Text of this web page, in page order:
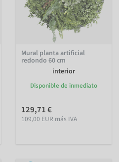
Mural planta artificial
redondo 60 cm
interior
Disponible de inmediato
129,71 €
109,00 EUR más IVA